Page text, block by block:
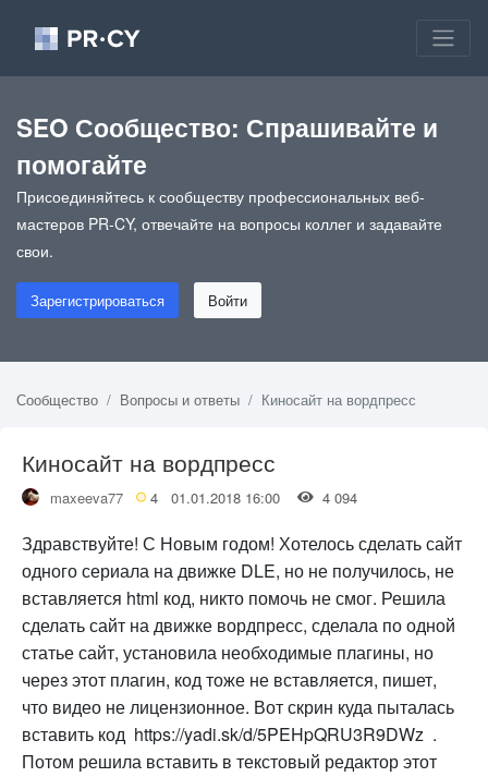
SEO Сообщество: Спрашивайте и
помогайте
Присоединяйтесь к сообществу профессиональных веб-
мастеров PR-CY, отвечайте на вопросы коллег и задавайте
свои.
Зарегистрироваться Войти
Сообщество Вопросы и ответы Киносайт на вордпресс
Киносайт на вордпресс
maxeeva77 4 01.01.2018 16:00 4 094
Здравствуйте! С Новым годом! Хотелось сделать сайт
одного сериала на движке DLE, но не получилось, не
вставляется html код, никто помочь не смог. Решила
сделать сайт на движке вордпресс, сделала по одной
статье сайт, установила необходимые плагины, но
через этот плагин, код тоже не вставляется, пишет,
что видео не лицензионное. Вот скрин куда пыталась
вставить код https://yadi.sk/d/5PEHpQRU3R9DWz .
Потом решила вставить в текстовый редактор этот